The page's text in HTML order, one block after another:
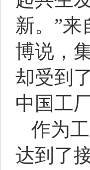
新。”
博说，
却受到
中国工
作为
达到了